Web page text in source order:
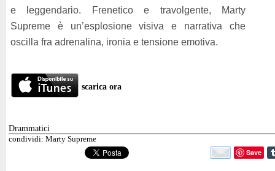
e leggendario. Frenetico e travolgente, Marty
Supreme è un’esplosione visiva e narrativa che
oscilla fra adrenalina, ironia e tensione emotiva.
scarica ora
Drammatici
condividi: Marty Supreme
Save